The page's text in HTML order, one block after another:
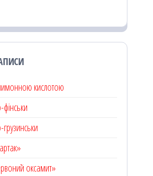
кислотою
фінськи
оксамит»